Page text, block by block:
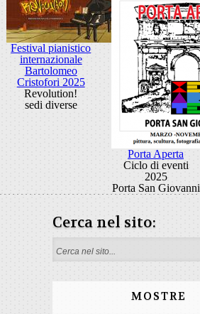
Festival pianistico
internazionale
Bartolomeo
Cristofori 2025
Revolution!
sedi diverse
Porta Aperta
Ciclo di eventi
2025
Porta San Giovanni
Cerca nel sito:
Form di ricerca
MOSTRE